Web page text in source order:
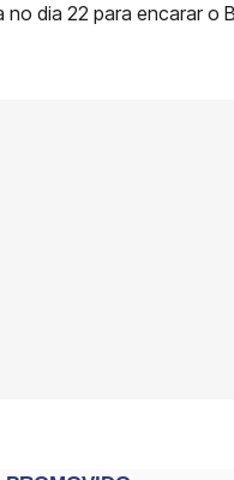
no dia 22 para encarar o